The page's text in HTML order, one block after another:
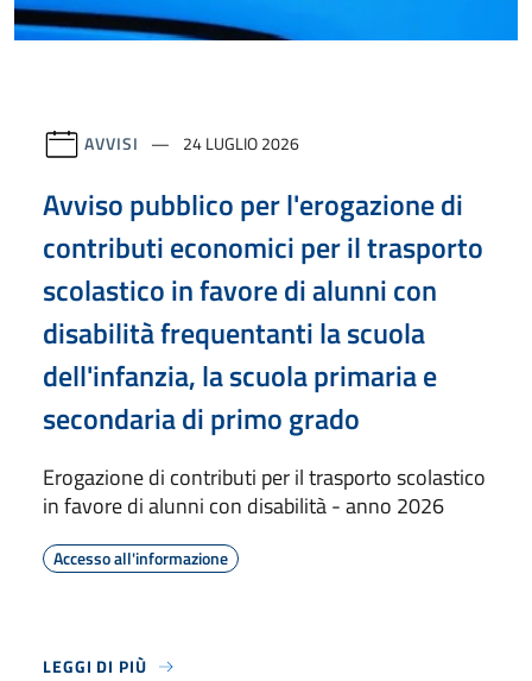
AVVISI 24 LUGLIO 2026
Avviso pubblico per l'erogazione di
contributi economici per il trasporto
scolastico in favore di alunni con
disabilità frequentanti la scuola
dell'infanzia, la scuola primaria e
secondaria di primo grado
Erogazione di contributi per il trasporto scolastico
in favore di alunni con disabilità - anno 2026
Accesso all'informazione
LEGGI DI PIÙ